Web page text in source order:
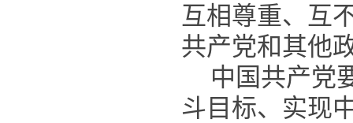
互相尊重、互
共产党和其他
中国共产党
斗目标、实现